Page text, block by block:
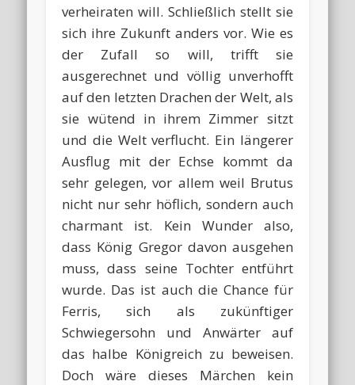
verheiraten will. Schließlich stellt sie
sich ihre Zukunft anders vor. Wie es
der Zufall so will, trifft sie
ausgerechnet und völlig unverhofft
auf den letzten Drachen der Welt, als
sie wütend in ihrem Zimmer sitzt
und die Welt verflucht. Ein längerer
Ausflug mit der Echse kommt da
sehr gelegen, vor allem weil Brutus
nicht nur sehr höflich, sondern auch
charmant ist. Kein Wunder also,
dass König Gregor davon ausgehen
muss, dass seine Tochter entführt
wurde. Das ist auch die Chance für
Ferris, sich als zukünftiger
Schwiegersohn und Anwärter auf
das halbe Königreich zu beweisen.
Doch wäre dieses Märchen kein